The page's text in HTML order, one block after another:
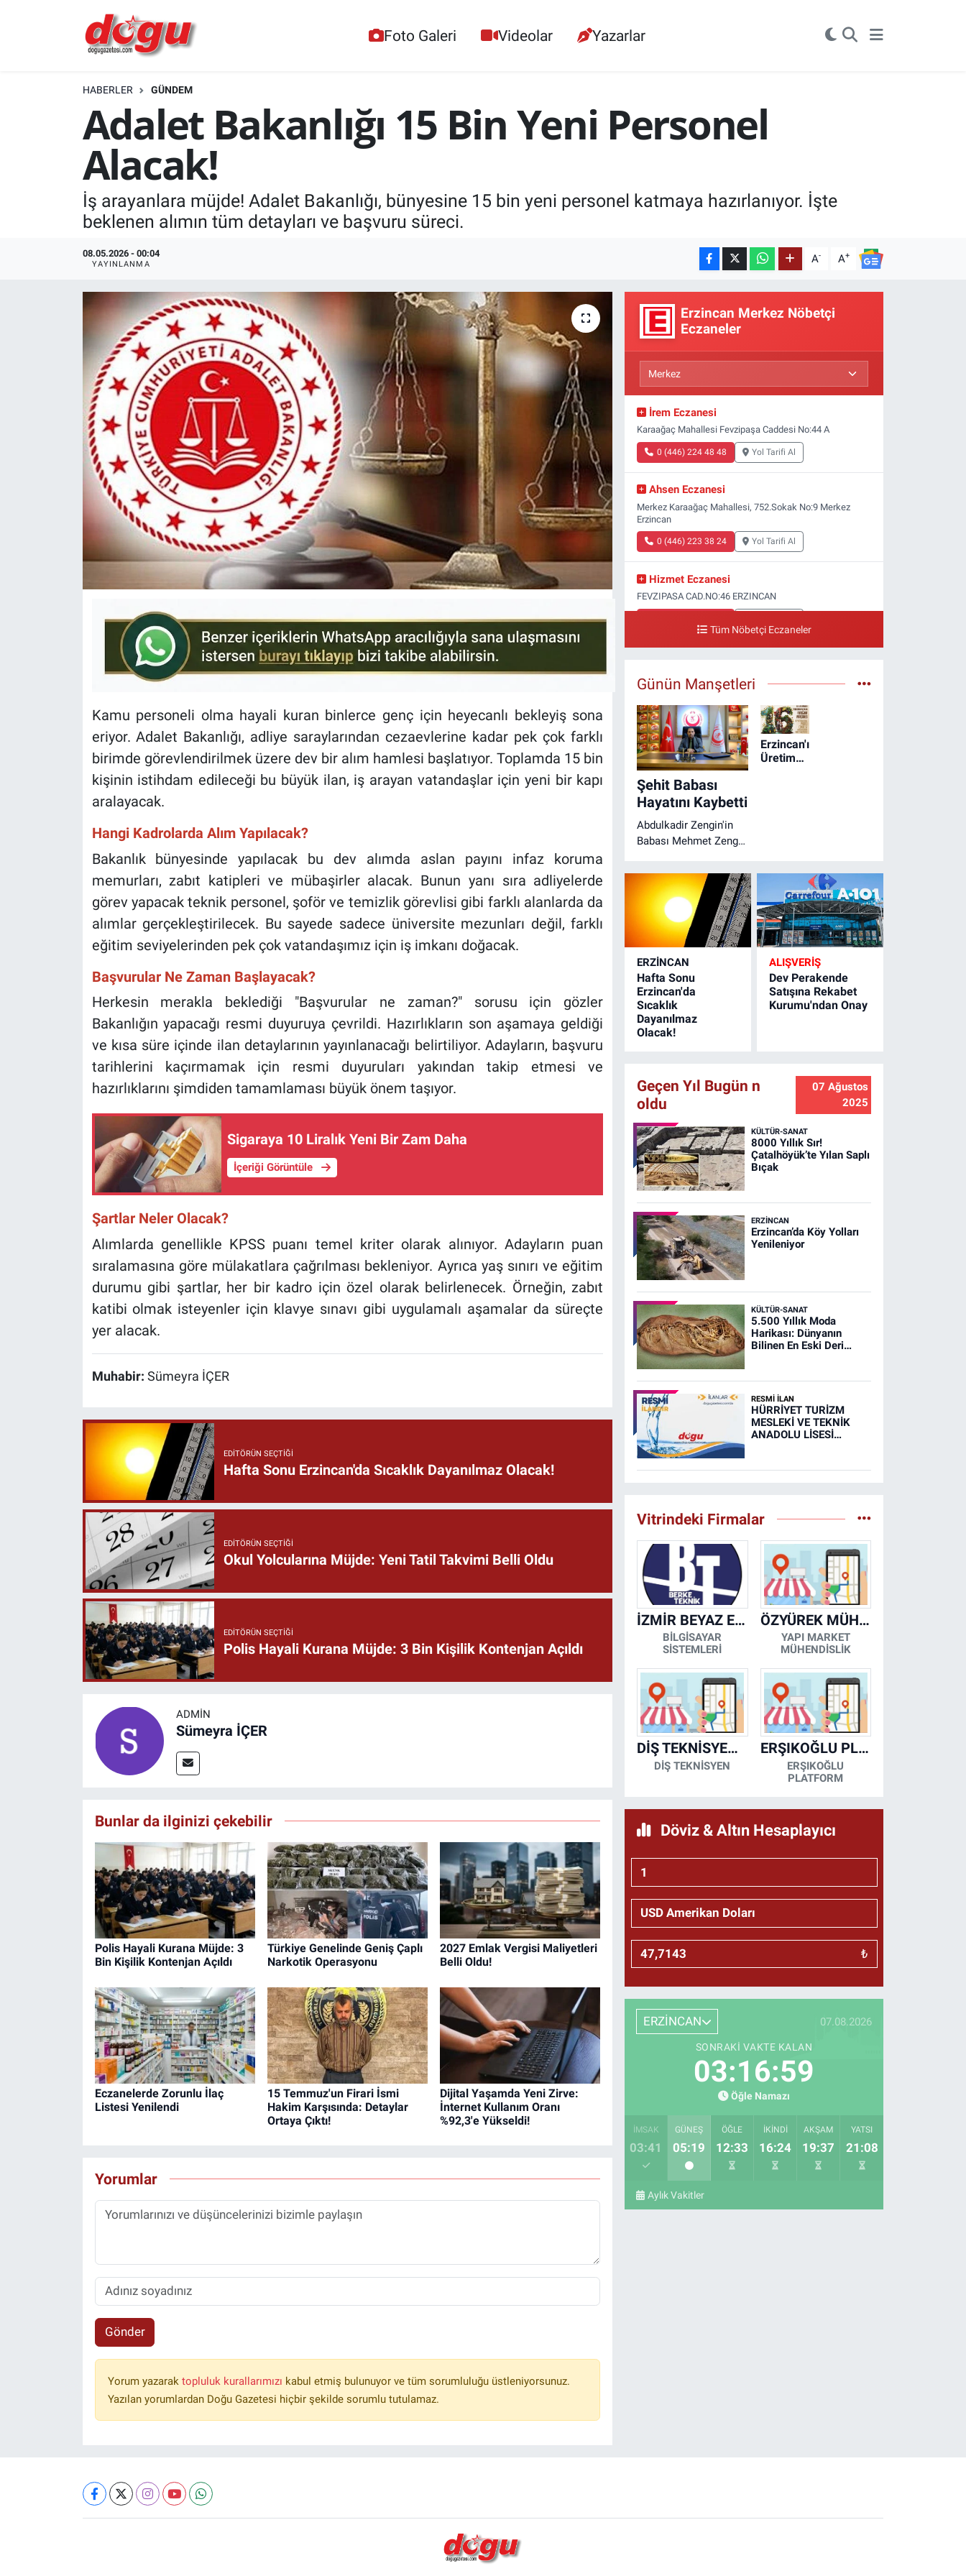
Foto Galeri Videolar Yazarlar
HABERLER GÜNDEM
Adalet Bakanlığı 15 Bin Yeni Personel
Alacak!
İş arayanlara müjde! Adalet Bakanlığı, bünyesine 15 bin yeni personel katmaya hazırlanıyor. İşte
beklenen alımın tüm detayları ve başvuru süreci.
08.05.2026 - 00:04
YAYINLANMA A- A+
Kamu personeli olma hayali kuran binlerce genç için heyecanlı bekleyiş sona
eriyor. Adalet Bakanlığı, adliye saraylarından cezaevlerine kadar pek çok farklı
birimde görevlendirilmek üzere dev bir alım hamlesi başlatıyor. Toplamda 15 bin
kişinin istihdam edileceği bu büyük ilan, iş arayan vatandaşlar için yeni bir kapı
aralayacak.
Hangi Kadrolarda Alım Yapılacak?
Bakanlık bünyesinde yapılacak bu dev alımda aslan payını infaz koruma
memurları, zabıt katipleri ve mübaşirler alacak. Bunun yanı sıra adliyelerde
görev yapacak teknik personel, şoför ve temizlik görevlisi gibi farklı alanlarda da
alımlar gerçekleştirilecek. Bu sayede sadece üniversite mezunları değil, farklı
eğitim seviyelerinden pek çok vatandaşımız için iş imkanı doğacak.
Başvurular Ne Zaman Başlayacak?
Herkesin merakla beklediği "Başvurular ne zaman?" sorusu için gözler
Bakanlığın yapacağı resmi duyuruya çevrildi. Hazırlıkların son aşamaya geldiği
ve kısa süre içinde ilan detaylarının yayınlanacağı belirtiliyor. Adayların, başvuru
tarihlerini kaçırmamak için resmi duyuruları yakından takip etmesi ve
hazırlıklarını şimdiden tamamlaması büyük önem taşıyor.
Sigaraya 10 Liralık Yeni Bir Zam Daha
İçeriği Görüntüle
Şartlar Neler Olacak?
Alımlarda genellikle KPSS puanı temel kriter olarak alınıyor. Adayların puan
sıralamasına göre mülakatlara çağrılması bekleniyor. Ayrıca yaş sınırı ve eğitim
durumu gibi şartlar, her bir kadro için özel olarak belirlenecek. Örneğin, zabıt
katibi olmak isteyenler için klavye sınavı gibi uygulamalı aşamalar da süreçte
yer alacak.
Muhabir: Sümeyra İÇER
EDITÖRÜN SEÇTIĞI
Hafta Sonu Erzincan'da Sıcaklık Dayanılmaz Olacak!
EDITÖRÜN SEÇTIĞI
Okul Yolcularına Müjde: Yeni Tatil Takvimi Belli Oldu
EDITÖRÜN SEÇTIĞI
Polis Hayali Kurana Müjde: 3 Bin Kişilik Kontenjan Açıldı
ADMIN
Sümeyra İÇER
Bunlar da ilginizi çekebilir
Polis Hayali Kurana Müjde: 3
Bin Kişilik Kontenjan Açıldı
Türkiye Genelinde Geniş Çaplı
Narkotik Operasyonu
2027 Emlak Vergisi Maliyetleri
Belli Oldu!
Eczanelerde Zorunlu İlaç
Listesi Yenilendi
15 Temmuz'un Firari İsmi
Hakim Karşısında: Detaylar
Ortaya Çıktı!
Dijital Yaşamda Yeni Zirve:
İnternet Kullanım Oranı
%92,3'e Yükseldi!
Yorumlar
Gönder
Yorum yazarak topluluk kurallarımızı kabul etmiş bulunuyor ve tüm sorumluluğu üstleniyorsunuz.
Yazılan yorumlardan Doğu Gazetesi hiçbir şekilde sorumlu tutulamaz.
Erzincan Merkez Nöbetçi
Eczaneler
İrem Eczanesi
Karaağaç Mahallesi Fevzipaşa Caddesi No:44 A
0 (446) 224 48 48 Yol Tarifi Al
Ahsen Eczanesi
Merkez Karaağaç Mahallesi, 752.Sokak No:9 Merkez
Erzincan
0 (446) 223 38 24 Yol Tarifi Al
Hizmet Eczanesi
FEVZIPASA CAD.NO:46 ERZINCAN
Tüm Nöbetçi Eczaneler
Günün Manşetleri
Şehit Babası
Hayatını Kaybetti
Abdulkadir Zengin'in
Babası Mehmet Zengin
Erzincan'ın
Üretim
ERZINCAN
Hafta Sonu
Erzincan'da
Sıcaklık
Dayanılmaz
Olacak!
ALIŞVERİŞ
Dev Perakende
Satışına Rekabet
Kurumu'ndan Onay
Geçen Yıl Bugün n
oldu
07 Ağustos
2025
KÜLTÜR-SANAT
8000 Yıllık Sır!
Çatalhöyük’te Yılan Saplı
Bıçak
ERZINCAN
Erzincan’da Köy Yolları
Yenileniyor
KÜLTÜR-SANAT
5.500 Yıllık Moda
Harikası: Dünyanın
Bilinen En Eski Deri
RESMİ İLAN
HÜRRİYET TURİZM
MESLEKİ VE TEKNİK
ANADOLU LİSESİ
YEMEKHANELERİNİN
Vitrindeki Firmalar
İZMİR BEYAZ EŞYA KLİMA KOMBİ SERVİSİ
BİLGİSAYAR
SİSTEMLERİ
ÖZYÜREK MÜHENDİSLİK
YAPI MARKET
MÜHENDİSLİK
DİŞ TEKNİSYENİ- MESUT KORKMAZ
DİŞ TEKNİSYEN
ERŞIKOĞLU PLATFORM
ERŞIKOĞLU
PLATFORM
Döviz & Altın Hesaplayıcı
₺
ERZİNCAN 07.08.2026
SONRAKI VAKTE KALAN
03:16:58
Öğle Namazı
İMSAK
03:41
GÜNEŞ
05:19
ÖĞLE
12:33
İKINDI
16:24
AKŞAM
19:37
YATSI
21:08
Aylık Vakitler
ERZINCAN
GÜNDEM
ERZİNCAN FOTOĞRAFLARI
KÜLTÜR-SANAT
Yerel Haber
Politika